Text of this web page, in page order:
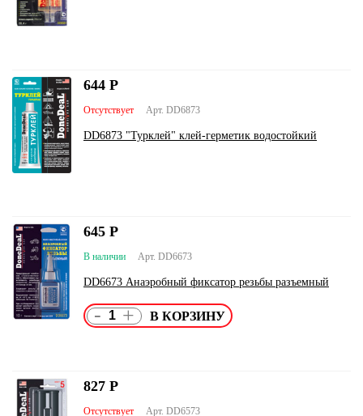
Арт. DD6873
Отсутствует
DD6873 "Турклей" клей-герметик водостойкий
644 Р
Арт. DD6673
В наличии
DD6673 Анаэробный фиксатор резьбы разъемный
645 Р
- +
Арт. DD6573
Отсутствует
827 Р